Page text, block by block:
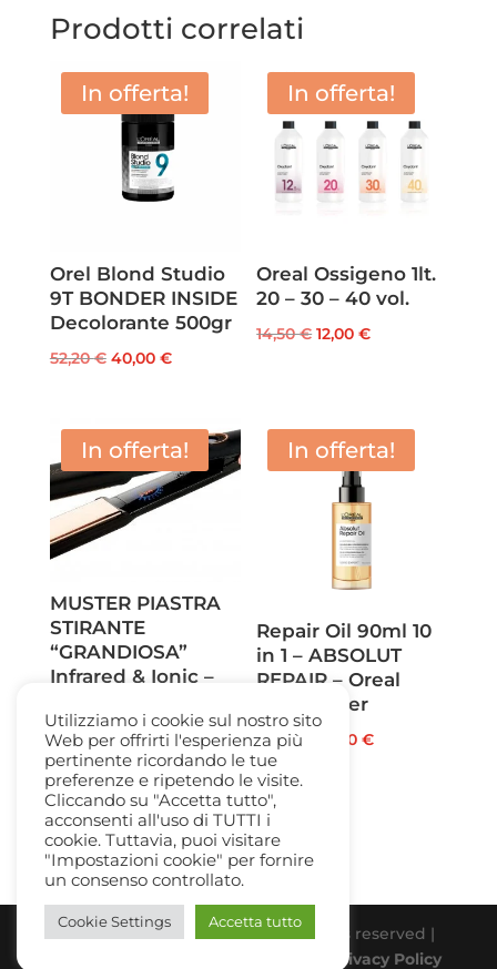
Prodotti correlati
In offerta!
Orel Blond Studio
9T BONDER INSIDE
Decolorante 500gr
52,20€ Il
era:
52,20 €.
40,00 €Il
è:
40,00 €.
In offerta!
Oreal Ossigeno 1lt.
20 – 30 – 40 vol.
14,50€ Il
14,50 €.
12,00€Il
12,00 €.
In offerta!
MUSTER PIASTRA
STIRANTE
“GRANDIOSA”
Infrared & Ionic –
165,00€ Il
prezzo
originale
era:
165,00 €.
70,00€Il
prezzo
attuale
è:
70,00 €.
In offerta!
Repair Oil 90ml 10
in 1 – ABSOLUT
REPAIR – Oreal
Serie Exper
23,00 18,00€Il
Beauty Gallery Parfum Srl | All rights reserved |
Privacy Policy
Utilizziamo i cookie sul nostro sito
Web per offrirti l'esperienza più
pertinente ricordando le tue
preferenze e ripetendo le visite.
Cliccando su "Accetta tutto",
acconsenti all'uso di TUTTI i
cookie. Tuttavia, puoi visitare
"Impostazioni cookie" per fornire
un consenso controllato.
Cookie Settings Accetta tutto